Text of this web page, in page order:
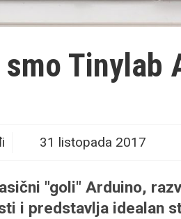
Tinylab
31 listopada 2017
"goli" Arduino,
i predstavlja idealan